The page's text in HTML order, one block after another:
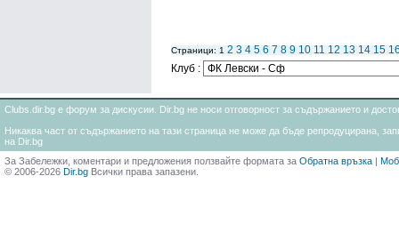
Страници: 1 2 3 4 5 6 7 8 9 10 11 12 13 14 15
Клуб :
Clubs.dir.bg е форум за дискусии. Dir.bg не носи отговорност за съдържанието и
Никаква част от съдържанието на тази страница не може да бъде репродуцирана,
на Dir.bg
За Забележки, коментари и предложения ползвайте формата за Обратна връзка |
© 2006-2026 Dir.bg Всички права запазени.